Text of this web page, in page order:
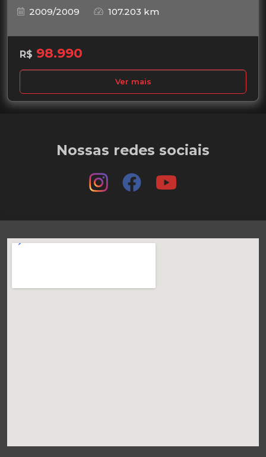
2009/2009
107.203 km
R$ 98.990
Ver mais
Nossas redes sociais